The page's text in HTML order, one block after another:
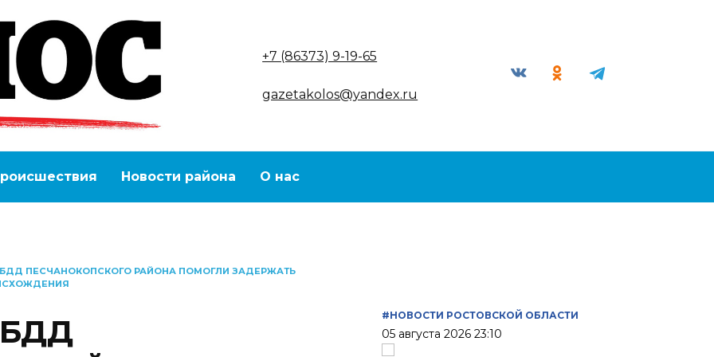
+7 (86373) 9-19-65
gazetakolos@yandex.ru
Новости района О нас
ПЕСЧАНОКОПСКОГО РАЙОНА ПОМОГЛИ ЗАДЕРЖАТЬ
#НОВОСТИ РОСТОВСКОЙ ОБЛАСТИ
05 августа 2026 23:10